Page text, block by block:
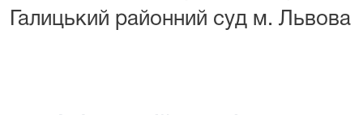
Галицький районний суд м. Львова